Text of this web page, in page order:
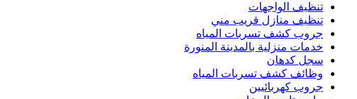
تنظيف الواجهات
تنظيف منازل قريب مني
جروب كشف تسربات المياه
خدمات منزلية بالمدينة المنورة
سجل كدهان
وظائف كشف تسربات المياه
جروب كهربائيين